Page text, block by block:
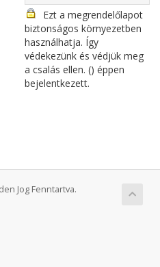
Ezt a megrendelőlapot
biztonságos környezetben
használhatja. Így
védekezünk és védjük meg
a csalás ellen. () éppen
bejelentkezett.
Jog Fenntartva.